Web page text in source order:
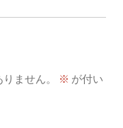
ません。 ※ が付い